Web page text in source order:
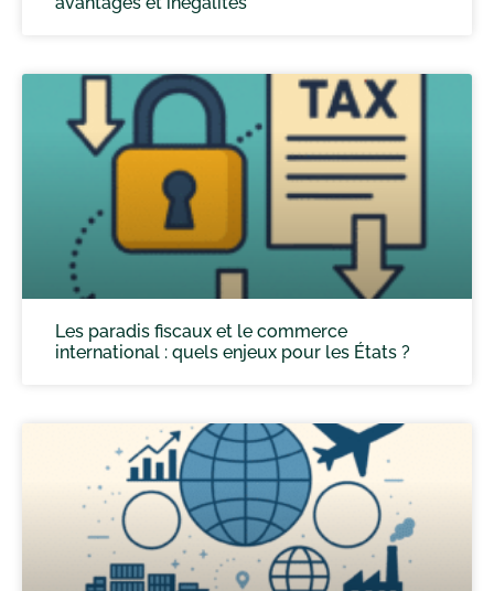
Les paradis fiscaux et le commerce
international : quels enjeux pour les États ?